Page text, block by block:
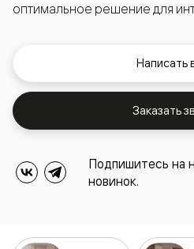
оптимальное решение для
Написать
Заказать
Подпишитесь на
новинок.